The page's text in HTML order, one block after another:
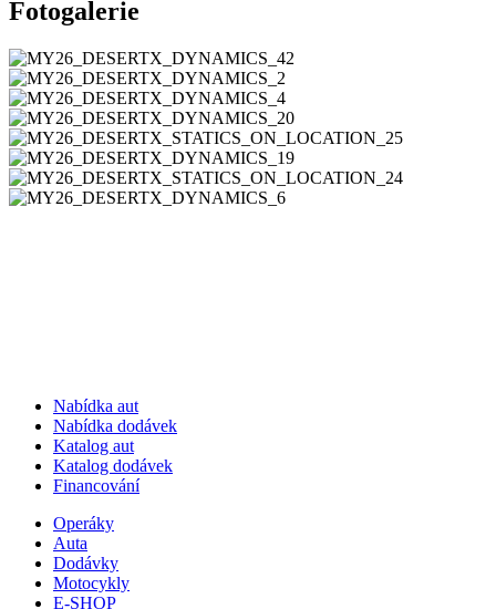
Fotogalerie
Nabídka aut
Nabídka dodávek
Katalog aut
Katalog dodávek
Financování
Operáky
Auta
Dodávky
Motocykly
E-SHOP